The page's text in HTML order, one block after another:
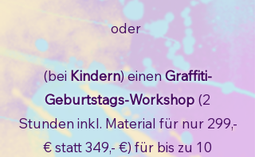
oder
(beiKindern) einenGraffiti-
Geburtstags-Workshop (2
Stunden inkl. Material für nur 299,-
€ statt 349,- €) für bis zu 10